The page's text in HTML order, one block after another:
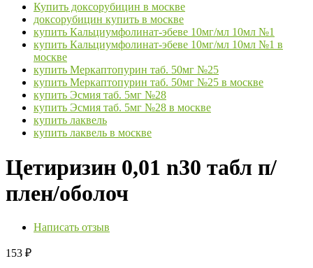
Купить доксорубицин в москве
доксорубицин купить в москве
купить Кальциумфолинат-эбеве 10мг/мл 10мл №1
купить Кальциумфолинат-эбеве 10мг/мл 10мл №1 в
москве
купить Меркаптопурин таб. 50мг №25
купить Меркаптопурин таб. 50мг №25 в москве
купить Эсмия таб. 5мг №28
купить Эсмия таб. 5мг №28 в москве
купить лаквель
купить лаквель в москве
Цетиризин 0,01 n30 табл п/
плен/оболоч
Написать отзыв
153 ₽